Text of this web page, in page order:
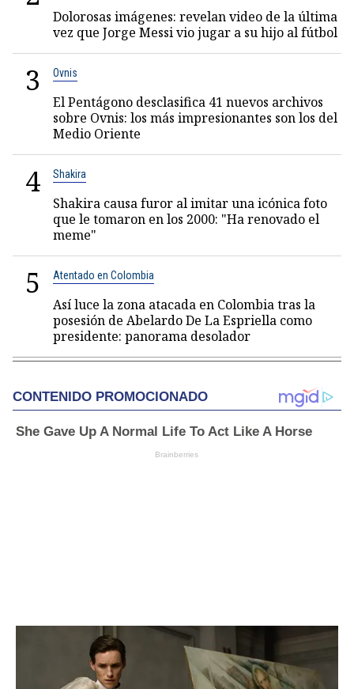
Dolorosas imágenes: revelan video de la última
vez que Jorge Messi vio jugar a su hijo al fútbol
3 Ovnis
El Pentágono desclasifica 41 nuevos archivos
sobre Ovnis: los más impresionantes son los del
Medio Oriente
4 Shakira
Shakira causa furor al imitar una icónica foto
que le tomaron en los 2000: "Ha renovado el
meme"
5 Atentado en Colombia
Así luce la zona atacada en Colombia tras la
posesión de Abelardo De La Espriella como
presidente: panorama desolador